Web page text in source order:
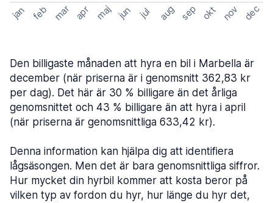
jan feb mar apr maj jun jul aug sep okt nov dec
Den billigaste månaden att hyra en bil i Marbella är
december (när priserna är i genomsnitt 362,83 kr
per dag). Det här är 30 % billigare än det årliga
genomsnittet och 43 % billigare än att hyra i april
(när priserna är genomsnittliga 633,42 kr).
Denna information kan hjälpa dig att identifiera
lågsäsongen. Men det är bara genomsnittliga siffror.
Hur mycket din hyrbil kommer att kosta beror på
vilken typ av fordon du hyr, hur länge du hyr det,